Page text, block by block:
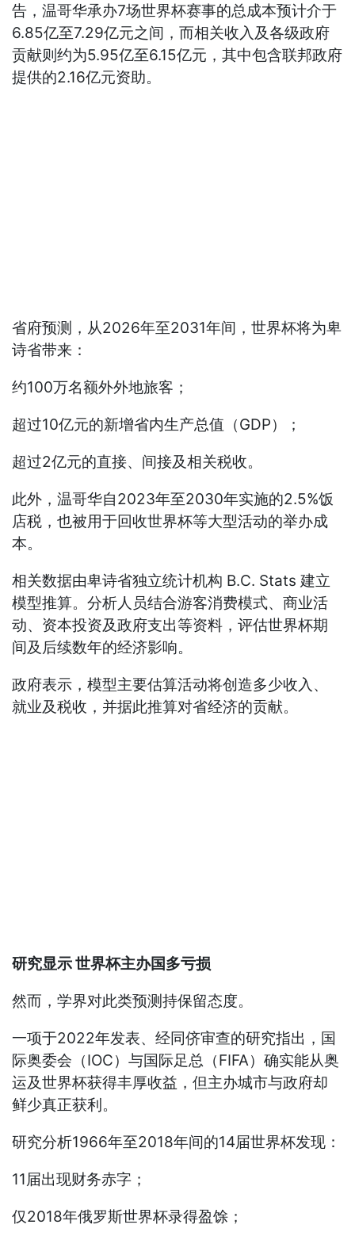
告，温哥华承办7场世界杯赛事的总成本预计介于
6.85亿至7.29亿元之间，而相关收入及各级政府
贡献则约为5.95亿至6.15亿元，其中包含联邦政府
提供的2.16亿元资助。
省府预测，从2026年至2031年间，世界杯将为卑
诗省带来：
约100万名额外外地旅客；
超过10亿元的新增省内生产总值（GDP）；
超过2亿元的直接、间接及相关税收。
此外，温哥华自2023年至2030年实施的2.5%饭
店税，也被用于回收世界杯等大型活动的举办成
本。
相关数据由卑诗省独立统计机构 B.C. Stats 建立
模型推算。分析人员结合游客消费模式、商业活
动、资本投资及政府支出等资料，评估世界杯期
间及后续数年的经济影响。
政府表示，模型主要估算活动将创造多少收入、
就业及税收，并据此推算对省经济的贡献。
研究显示 世界杯主办国多亏损
然而，学界对此类预测持保留态度。
一项于2022年发表、经同侪审查的研究指出，国
际奥委会（IOC）与国际足总（FIFA）确实能从奥
运及世界杯获得丰厚收益，但主办城市与政府却
鲜少真正获利。
研究分析1966年至2018年间的14届世界杯发现：
11届出现财务赤字；
仅2018年俄罗斯世界杯录得盈馀；